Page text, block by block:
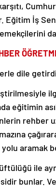
İş
dile
eğitimin
rehber
yolu aramak
ile
bunlar.